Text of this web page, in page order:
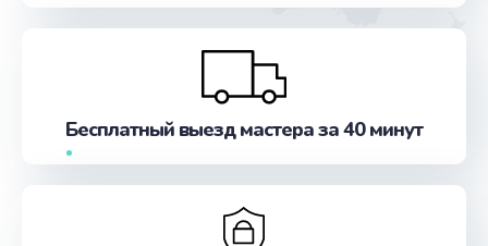
Бесплатный выезд мастера за 40 минут